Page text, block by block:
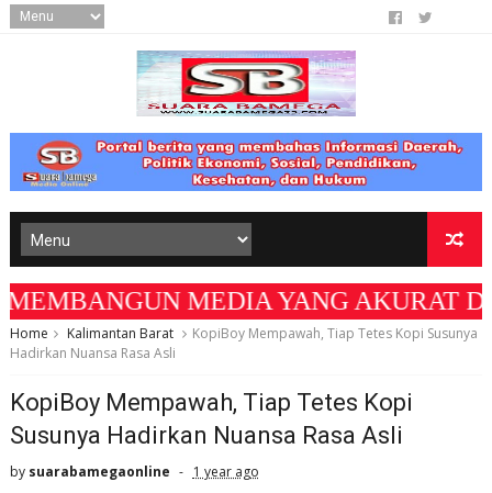
MEDIA YANG AKURAT
Home Kalimantan Barat
KopiBoy Mempawah, Tiap Tetes Kopi Susunya
Hadirkan Nuansa Rasa Asli
KopiBoy Mempawah, Tiap Tetes Kopi
Susunya Hadirkan Nuansa Rasa Asli
by suarabamegaonline 1 year ago